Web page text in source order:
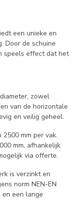
een unieke en
Door de schuine
speels effect dat het
zowel
van de horizontale
en veilig geheel.
mm per vak.
mm, afhankelijk
via offerte.
is verzinkt en
norm NEN-EN
een lange